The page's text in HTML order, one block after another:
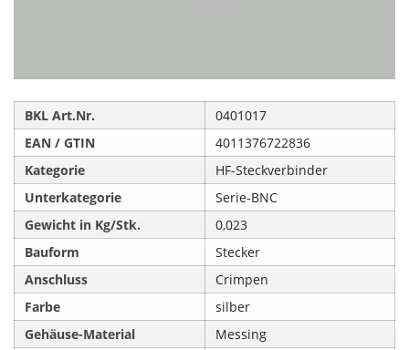
BKL Art.Nr.
0401017
EAN / GTIN
4011376722836
Kategorie
HF-Steckverbinder
Unterkategorie
Serie-BNC
Gewicht in Kg/Stk.
0,023
Bauform
Stecker
Anschluss
Crimpen
Farbe
silber
Gehäuse-Material
Messing